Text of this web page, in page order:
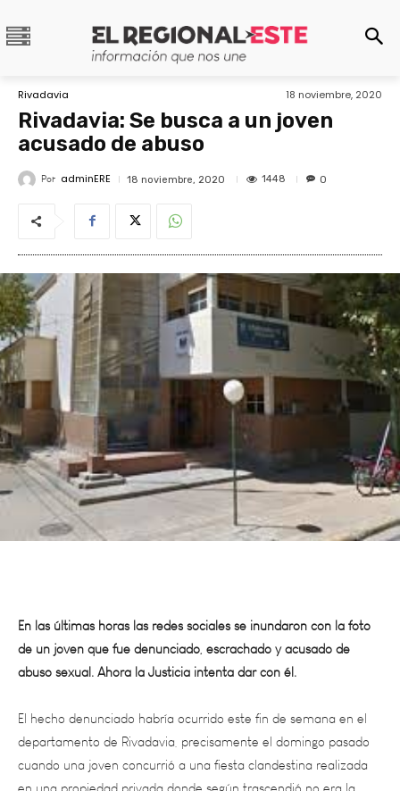
Rivadavia 18 noviembre, 2020
Rivadavia: Se busca a un joven
acusado de abuso
Por adminERE 18 noviembre, 2020 1448 0
de un joven que fue denunciado, escrachado y acusado de
abuso sexual. Ahora la Justicia intenta dar con él.
El hecho denunciado habría ocurrido este fin de semana en el
departamento de Rivadavia, precisamente el domingo pasado
cuando una joven concurrió a una fiesta clandestina realizada
en una propiedad privada donde según trascendió no era la